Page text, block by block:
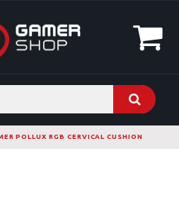
POLLUX RGB CERVICAL CUSHION